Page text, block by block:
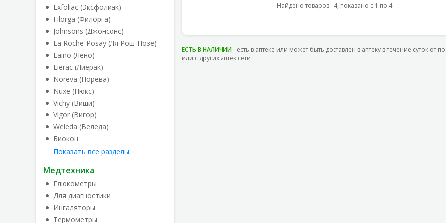
Exfoliac (Эксфолиак)
Filorga (Филорга)
Johnsons (Джонсонс)
La Roche-Posay (Ля Рош-Позе)
Laino (Лено)
Lierac (Лиерак)
Noreva (Норева)
Nuxe (Нюкс)
Vichy (Виши)
Vigor (Вигор)
Weleda (Веледа)
Биокон
Показать все разделы
Медтехника
Глюкометры
Для диагностики
Ингаляторы
Термометры
Найдено товаров - 4, показано с 1 по 4
ЕСТЬ В НАЛИЧИИ- есть в аптеке или может быть доставлен в аптеку в течение суток от
или с других аптек сети